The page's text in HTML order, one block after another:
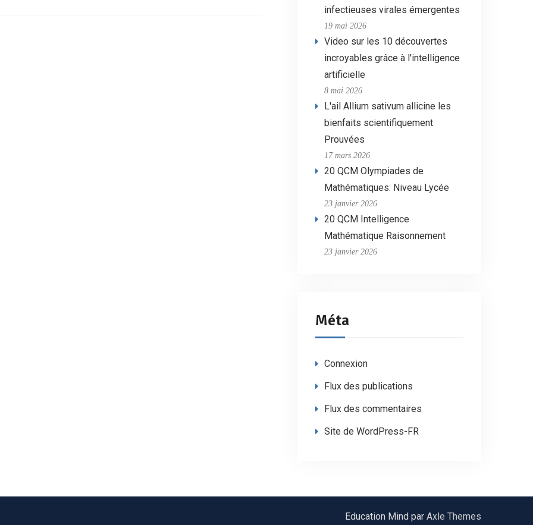
infectieuses virales émergentes
19 mai 2026
Video sur les 10 découvertes
incroyables grâce à l'intelligence
artificielle
8 mai 2026
L'ail Allium sativum allicine les
bienfaits scientifiquement
Prouvées
17 mars 2026
20 QCM Olympiades de
Mathématiques: Niveau Lycée
23 janvier 2026
20 QCM Intelligence
Mathématique Raisonnement
23 janvier 2026
Méta
Connexion
Flux des publications
Flux des commentaires
Site de WordPress-FR
Education Mind par Axle Themes